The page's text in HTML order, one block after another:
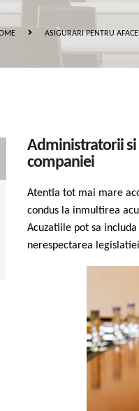
ASIGURARI PENTRU
Administratorii si
companiei
Atentia tot mai mare
condus la inmultirea
Acuzatiile pot sa
nerespectarea